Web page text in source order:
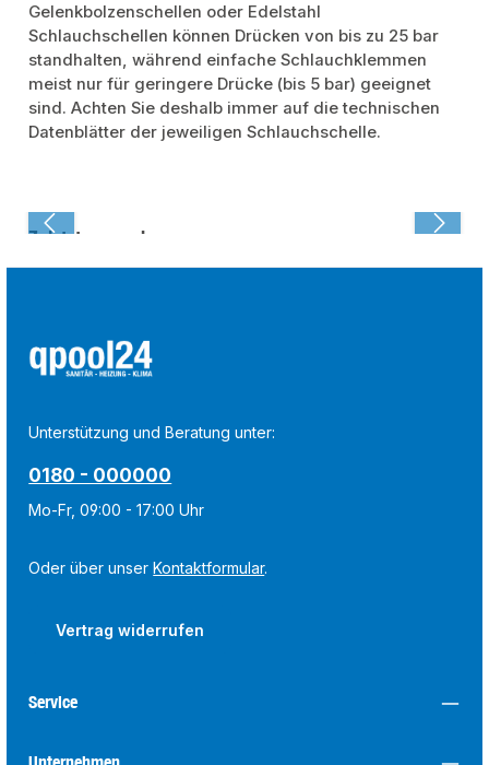
Gelenkbolzenschellen oder Edelstahl
Schlauchschellen können Drücken von bis zu 25 bar
standhalten, während einfache Schlauchklemmen
meist nur für geringere Drücke (bis 5 bar) geeignet
sind. Achten Sie deshalb immer auf die technischen
Datenblätter der jeweiligen Schlauchschelle.
Zuletzt angesehen:
Unterstützung und Beratung unter:
0180 - 000000
Mo-Fr, 09:00 - 17:00 Uhr
Oder über unserKontaktformular.
Vertrag widerrufen
Service